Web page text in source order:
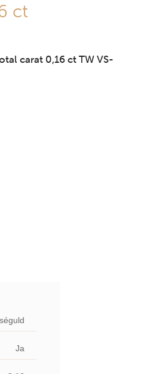
ct
carat 0,16 ct TW VS-
Ja